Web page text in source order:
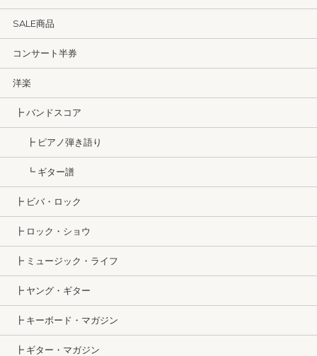
SALE商品
コンサート半券
洋楽
┣ バンドスコア
┣ ピアノ弾き語り
┗ ギター譜
┣ ビバ・ロック
┣ ロック・ショウ
┣ ミュージック・ライフ
┣ ヤング・ギター
┣ キーボード・マガジン
┣ ギター・マガジン